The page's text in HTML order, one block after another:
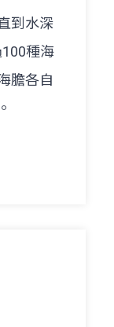
到水深
種海
膽各自